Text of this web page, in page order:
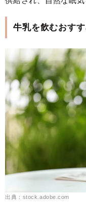
牛乳を飲むおす
出典：stock.adobe.com